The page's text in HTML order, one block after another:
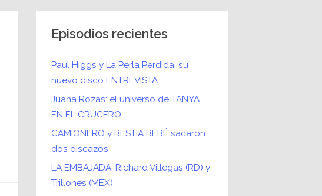
Episodios recientes
Paul Higgs y La Perla Perdida, su
nuevo disco ENTREVISTA
Juana Rozas: el universo de TANYA
EN EL CRUCERO
CAMIONERO y BESTIA BEBÉ sacaron
dos discazos
LA EMBAJADA: Richard Villegas (RD) y
Trillones (MEX)